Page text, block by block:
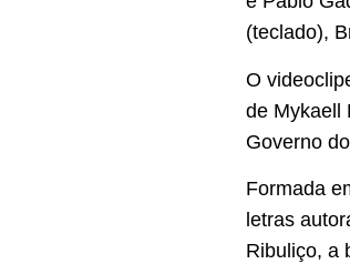
(teclado),
O
de Mykaell
Governo
Formada
letras
Ribuliço, a